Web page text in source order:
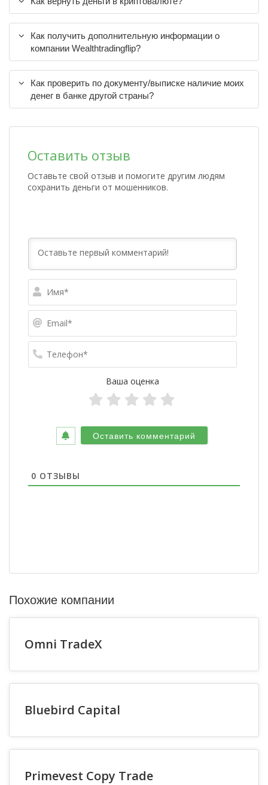
Как получить дополнительную информации о
компании Wealthtradingflip?
Как проверить по документу/выписке наличие моих
денег в банке другой страны?
Оставить отзыв
Оставьте свой отзыв и помогите другим людям
сохранить деньги от мошенников.
Ваша оценка
0 ОТЗЫВЫ
Похожие компании
Omni TradeX
Bluebird Capital
Primevest Copy Trade